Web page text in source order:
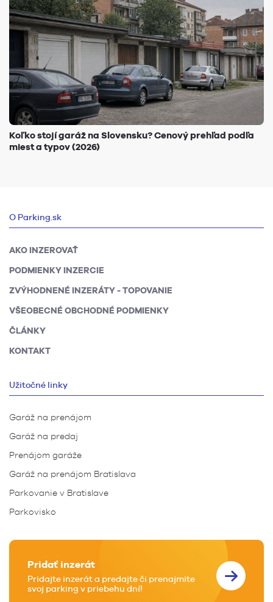
Koľko stojí garáž na Slovensku? Cenový prehľad podľa
miest a typov (2026)
O Parking.sk
AKO INZEROVAŤ
PODMIENKY INZERCIE
ZVÝHODNENÉ INZERÁTY - TOPOVANIE
VŠEOBECNÉ OBCHODNÉ PODMIENKY
ČLÁNKY
KONTAKT
Užitočné linky
Garáž na prenájom
Garáž na predaj
Prenájom garáže
Garáž na prenájom Bratislava
Parkovanie v Bratislave
Parkovisko
Pridať inzerát
Pridajte inzerát a predajte či prenajmite
svoj parking v priebehu dní!